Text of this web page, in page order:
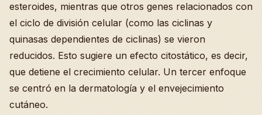
esteroides, mientras que otros genes relacionados con
el ciclo de división celular (como las ciclinas y
quinasas dependientes de ciclinas) se vieron
reducidos. Esto sugiere un efecto citostático, es decir,
que detiene el crecimiento celular. Un tercer enfoque
se centró en la dermatología y el envejecimiento
cutáneo.